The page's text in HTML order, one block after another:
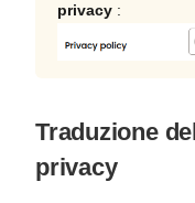
privacy :
Traduzione
privacy